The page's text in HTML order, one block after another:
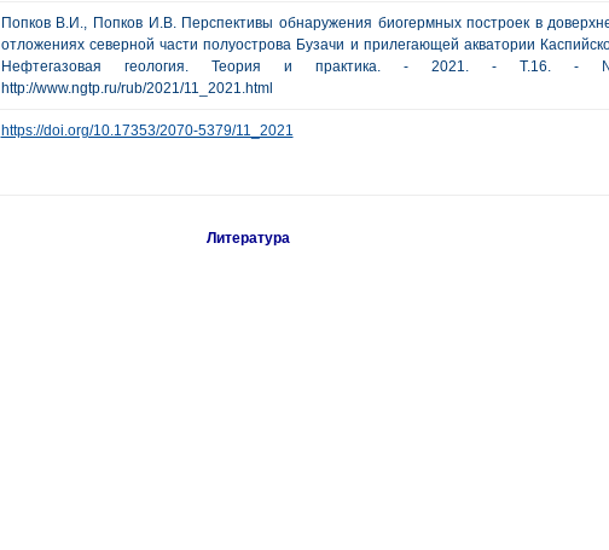
Попков В.И., Попков И.В. Перспективы обнаружения биогермных построек в
отложениях северной части полуострова Бузачи и прилегающей акватории
Нефтегазовая геология. Теория и практика. - 2021. -
http://www.ngtp.ru/rub/2021/11_2021.html
https://doi.org/10.17353/2070-5379/11_2021
Литература